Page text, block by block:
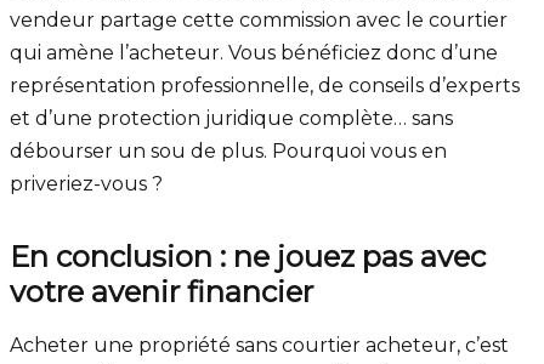
vendeur partage cette commission avec le courtier
qui amène l’acheteur. Vous bénéficiez donc d’une
représentation professionnelle, de conseils d’experts
et d’une protection juridique complète… sans
débourser un sou de plus. Pourquoi vous en
priveriez-vous ?
En conclusion : ne jouez pas avec
votre avenir financier
Acheter une propriété sans courtier acheteur, c’est